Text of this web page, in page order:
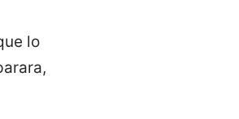
lo